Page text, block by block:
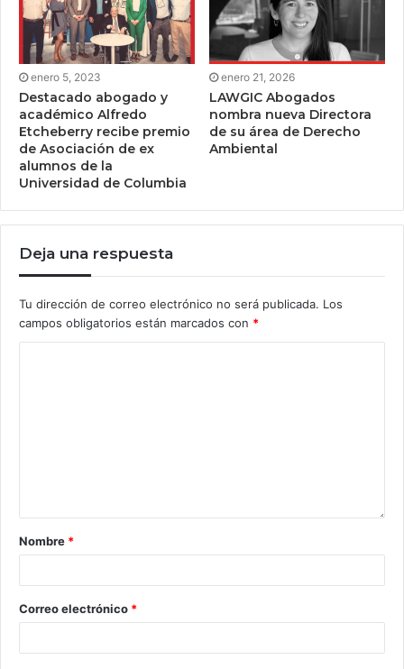
enero 5, 2023
Destacado abogado y
académico Alfredo
Etcheberry recibe premio
de Asociación de ex
alumnos de la
Universidad de Columbia
enero 21, 2026
LAWGIC Abogados
nombra nueva Directora
de su área de Derecho
Ambiental
Deja una respuesta
Tu dirección de correo electrónico no será publicada. Los
campos obligatorios están marcados con *
Nombre *
Correo electrónico *